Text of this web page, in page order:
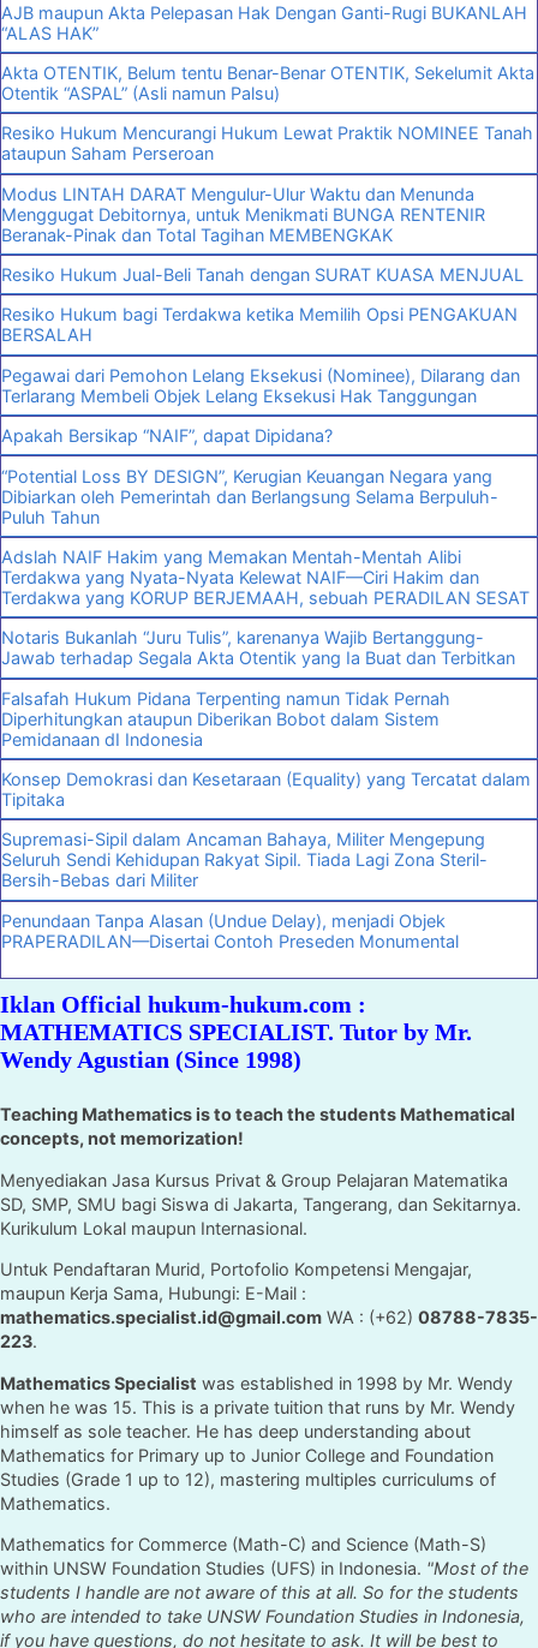
AJB maupun Akta Pelepasan Hak Dengan Ganti-Rugi BUKANLAH
“ALAS HAK”
Akta OTENTIK, Belum tentu Benar-Benar OTENTIK, Sekelumit Akta
Otentik “ASPAL” (Asli namun Palsu)
Resiko Hukum Mencurangi Hukum Lewat Praktik NOMINEE Tanah
ataupun Saham Perseroan
Modus LINTAH DARAT Mengulur-Ulur Waktu dan Menunda
Menggugat Debitornya, untuk Menikmati BUNGA RENTENIR
Beranak-Pinak dan Total Tagihan MEMBENGKAK
Resiko Hukum Jual-Beli Tanah dengan SURAT KUASA MENJUAL
Resiko Hukum bagi Terdakwa ketika Memilih Opsi PENGAKUAN
BERSALAH
Pegawai dari Pemohon Lelang Eksekusi (Nominee), Dilarang dan
Terlarang Membeli Objek Lelang Eksekusi Hak Tanggungan
Apakah Bersikap “NAIF”, dapat Dipidana?
“Potential Loss BY DESIGN”, Kerugian Keuangan Negara yang
Dibiarkan oleh Pemerintah dan Berlangsung Selama Berpuluh-
Puluh Tahun
Adslah NAIF Hakim yang Memakan Mentah-Mentah Alibi
Terdakwa yang Nyata-Nyata Kelewat NAIF—Ciri Hakim dan
Terdakwa yang KORUP BERJEMAAH, sebuah PERADILAN SESAT
Notaris Bukanlah “Juru Tulis”, karenanya Wajib Bertanggung-
Jawab terhadap Segala Akta Otentik yang Ia Buat dan Terbitkan
Falsafah Hukum Pidana Terpenting namun Tidak Pernah
Diperhitungkan ataupun Diberikan Bobot dalam Sistem
Pemidanaan dI Indonesia
Konsep Demokrasi dan Kesetaraan (Equality) yang Tercatat dalam
Tipitaka
Supremasi-Sipil dalam Ancaman Bahaya, Militer Mengepung
Seluruh Sendi Kehidupan Rakyat Sipil. Tiada Lagi Zona Steril-
Bersih-Bebas dari Militer
Penundaan Tanpa Alasan (Undue Delay), menjadi Objek
PRAPERADILAN—Disertai Contoh Preseden Monumental
Iklan Official hukum-hukum.com :
MATHEMATICS SPECIALIST. Tutor by Mr.
Wendy Agustian (Since 1998)
Teaching Mathematics is to teach the students Mathematical
concepts, not memorization!
Menyediakan Jasa Kursus Privat & Group Pelajaran Matematika
SD, SMP, SMU bagi Siswa di Jakarta, Tangerang, dan Sekitarnya.
Kurikulum Lokal maupun Internasional.
Untuk Pendaftaran Murid, Portofolio Kompetensi Mengajar,
maupun Kerja Sama, Hubungi: E-Mail :
mathematics.specialist.id@gmail.com WA : (+62) 08788-7835-
223.
Mathematics Specialist was established in 1998 by Mr. Wendy
when he was 15. This is a private tuition that runs by Mr. Wendy
himself as sole teacher. He has deep understanding about
Mathematics for Primary up to Junior College and Foundation
Studies (Grade 1 up to 12), mastering multiples curriculums of
Mathematics.
Mathematics for Commerce (Math-C) and Science (Math-S)
within UNSW Foundation Studies (UFS) in Indonesia. "Most of the
students I handle are not aware of this at all. So for the students
who are intended to take UNSW Foundation Studies in Indonesia,
if you have questions, do not hesitate to ask. It will be best to